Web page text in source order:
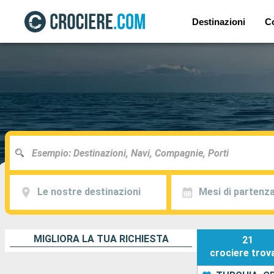
Destinazioni
Le nostre destinazioni Mesi di
MIGLIORA LA TUA RICHIESTA
21
crociere